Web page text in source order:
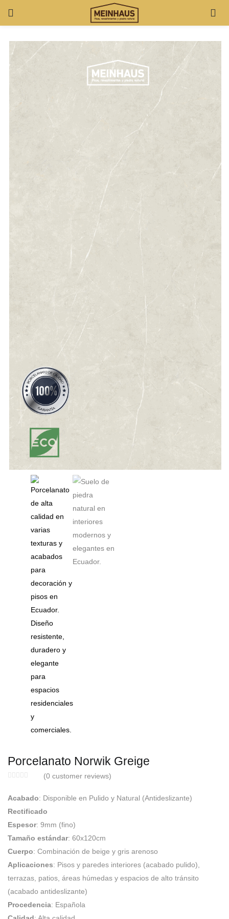
Porcelanato Norwik Greige
(0 customer reviews)
Acabado: Disponible en Pulido y Natural (Antideslizante)
Rectificado
Espesor: 9mm (fino)
Tamaño estándar: 60x120cm
Cuerpo: Combinación de beige y gris arenoso
Aplicaciones: Pisos y paredes interiores (acabado pulido),
terrazas, patios, áreas húmedas y espacios de alto tránsito
(acabado antideslizante)
Procedencia: Española